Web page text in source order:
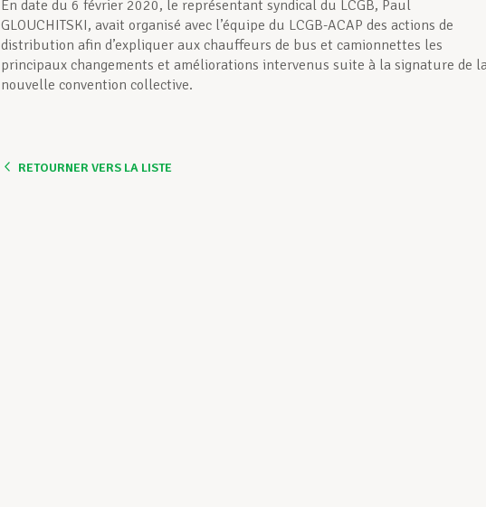
En date du 6 février 2020, le représentant syndical du LCGB, Paul
GLOUCHITSKI, avait organisé avec l’équipe du LCGB-ACAP des actions de
distribution afin d’expliquer aux chauffeurs de bus et camionnettes les
principaux changements et améliorations intervenus suite à la signature de
nouvelle convention collective.
RETOURNER VERS LA LISTE